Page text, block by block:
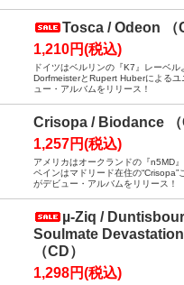
Tosca / Odeon （
1,210円(税込)
ドイツはベルリンの『K7』レーベル
DorfmeisterとRupert Huberによるユ
ュー・アルバムをリリース！
Crisopa / Biodance （
1,257円(税込)
アメリカはオークランドの『n5MD
ペインはマドリード在住の
がデビュー・アルバムをリリース！
µ-Ziq /
Soulmate
（CD）
1,298円(税込)